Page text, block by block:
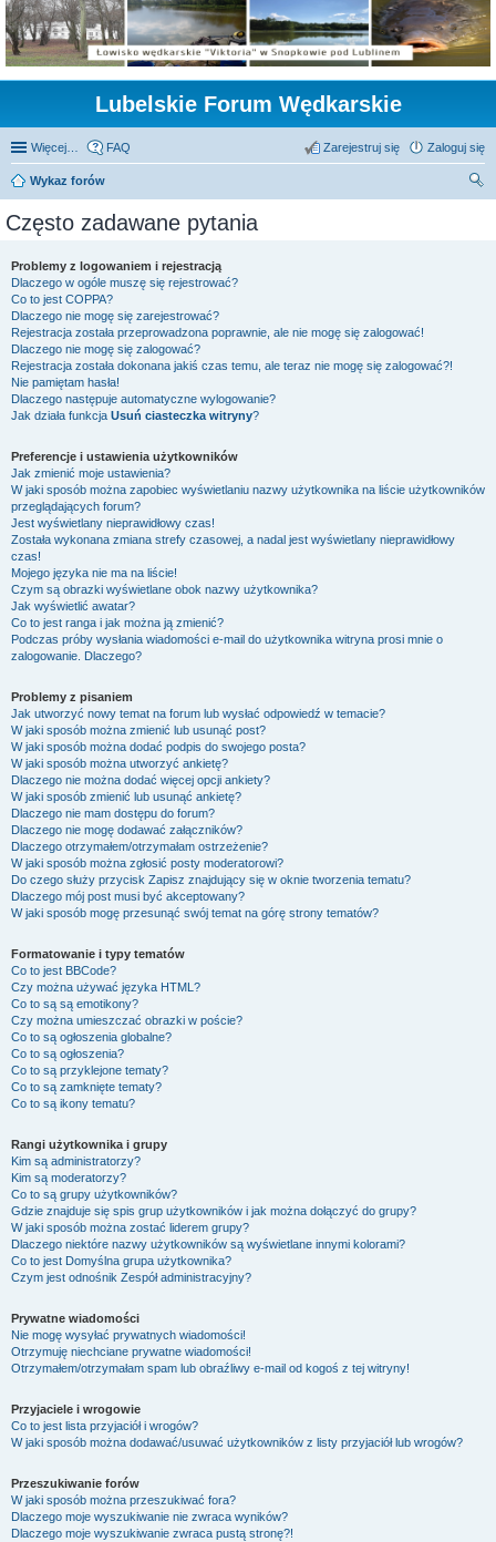
Lubelskie Forum Wędkarskie
Więcej… FAQ Zaloguj się
Zarejestruj się
Wykaz forów
Często zadawane pytania
Problemy z logowaniem i rejestracją
Dlaczego w ogóle muszę się rejestrować?
Co to jest COPPA?
Dlaczego nie mogę się zarejestrować?
Rejestracja została przeprowadzona poprawnie, ale nie mogę się zalogować!
Dlaczego nie mogę się zalogować?
Rejestracja została dokonana jakiś czas temu, ale teraz nie mogę się zalogować?!
Nie pamiętam hasła!
Dlaczego następuje automatyczne wylogowanie?
Jak działa funkcja Usuń ciasteczka witryny?
Preferencje i ustawienia użytkowników
Jak zmienić moje ustawienia?
W jaki sposób można zapobiec wyświetlaniu nazwy użytkownika na liście użytkowników
przeglądających forum?
Jest wyświetlany nieprawidłowy czas!
Została wykonana zmiana strefy czasowej, a nadal jest wyświetlany nieprawidłowy
czas!
Mojego języka nie ma na liście!
Czym są obrazki wyświetlane obok nazwy użytkownika?
Jak wyświetlić awatar?
Co to jest ranga i jak można ją zmienić?
Podczas próby wysłania wiadomości e-mail do użytkownika witryna prosi mnie o
zalogowanie. Dlaczego?
Problemy z pisaniem
Jak utworzyć nowy temat na forum lub wysłać odpowiedź w temacie?
W jaki sposób można zmienić lub usunąć post?
W jaki sposób można dodać podpis do swojego posta?
W jaki sposób można utworzyć ankietę?
Dlaczego nie można dodać więcej opcji ankiety?
W jaki sposób zmienić lub usunąć ankietę?
Dlaczego nie mam dostępu do forum?
Dlaczego nie mogę dodawać załączników?
Dlaczego otrzymałem/otrzymałam ostrzeżenie?
W jaki sposób można zgłosić posty moderatorowi?
Do czego służy przycisk Zapisz znajdujący się w oknie tworzenia tematu?
Dlaczego mój post musi być akceptowany?
W jaki sposób mogę przesunąć swój temat na górę strony tematów?
Formatowanie i typy tematów
Co to jest BBCode?
Czy można używać języka HTML?
Co to są są emotikony?
Czy można umieszczać obrazki w poście?
Co to są ogłoszenia globalne?
Co to są ogłoszenia?
Co to są przyklejone tematy?
Co to są zamknięte tematy?
Co to są ikony tematu?
Rangi użytkownika i grupy
Kim są administratorzy?
Kim są moderatorzy?
Co to są grupy użytkowników?
Gdzie znajduje się spis grup użytkowników i jak można dołączyć do grupy?
W jaki sposób można zostać liderem grupy?
Dlaczego niektóre nazwy użytkowników są wyświetlane innymi kolorami?
Co to jest Domyślna grupa użytkownika?
Czym jest odnośnik Zespół administracyjny?
Prywatne wiadomości
Nie mogę wysyłać prywatnych wiadomości!
Otrzymuję niechciane prywatne wiadomości!
Otrzymałem/otrzymałam spam lub obraźliwy e-mail od kogoś z tej witryny!
Przyjaciele i wrogowie
Co to jest lista przyjaciół i wrogów?
W jaki sposób można dodawać/usuwać użytkowników z listy przyjaciół lub wrogów?
Przeszukiwanie forów
W jaki sposób można przeszukiwać fora?
Dlaczego moje wyszukiwanie nie zwraca wyników?
Dlaczego moje wyszukiwanie zwraca pustą stronę?!